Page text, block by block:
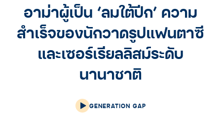
อาม่าผู้เป็น ‘ลมใต้ปีก’ ความ
สำเร็จของนักวาดรูปแฟนตาซี
และเซอร์เรียลลิสม์ระดับ
นานาชาติ
GENERATION GAP